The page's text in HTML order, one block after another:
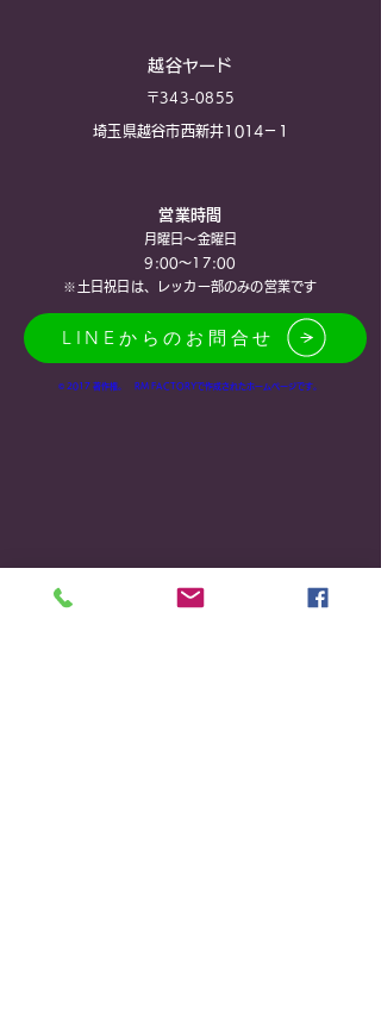
越谷ヤード
〒343-0855
埼玉県越谷市西新井1014－1
営業時間
月曜日～金曜日
9:00～17:00
※土日祝​日は、レッカー部のみの営業です
LINEからのお問合せ
© 2017 著作権。 RM FACTORYで作成されたホームページです。